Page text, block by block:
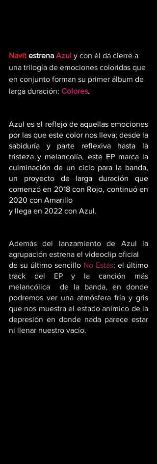
Navit estrena Azul y con él da cierre a
una trilogía de emociones coloridas que
en conjunto forman su primer álbum de
larga duración: Colores.
Azul es el reflejo de aquellas emociones
por las que este color nos lleva; desde la
sabiduría y parte reflexiva hasta la
tristeza y melancolía, este EP marca la
culminación de un ciclo para la banda,
un proyecto de larga duración que
comenzó en 2018 con Rojo, continuó en
2020 con Amarillo
y llega en 2022 con Azul.
Además del lanzamiento de Azul la
agrupación estrena el videoclip oficial
de su último sencillo No Estás: el último
track del EP y la canción más
melancólica  de la banda, en donde
podremos ver una atmósfera fría y gris
que nos muestra el estado anímico de la
depresión en donde nada parece estar
ni llenar nuestro vacío.